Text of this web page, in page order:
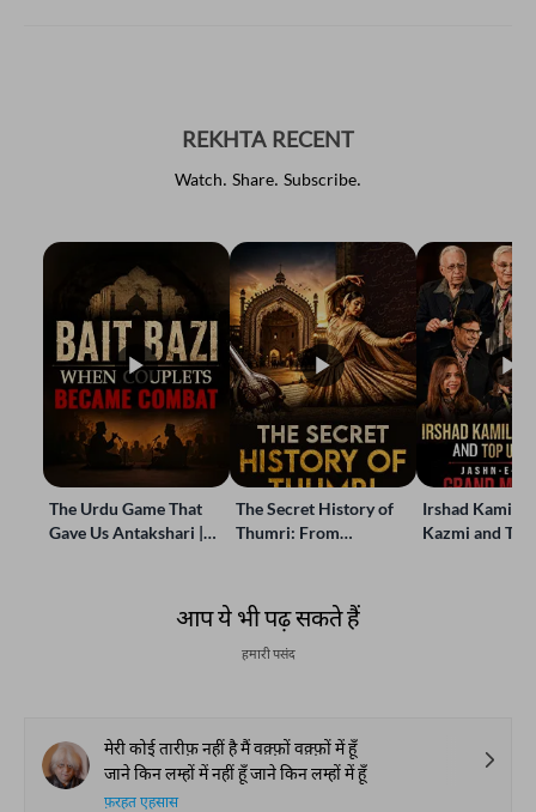
REKHTA RECENT
Watch. Share. Subscribe.
The Urdu Game That
Gave Us Antakshari |
The Secret History of
Thumri: From
Irshad Kamil,
Kazmi and
आप ये भी पढ़ सकते हैं
हमारी पसंद
मेरी कोई तारीफ़ नहीं है मैं वक़्फ़ों वक़्फ़ों में हूँ
जाने किन लम्हों में नहीं हूँ जाने किन लम्हों में हूँ
फ़रहत एहसास